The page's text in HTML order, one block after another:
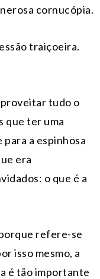
cornucópia.
traiçoeira.
tudo o
que ter uma
a espinhosa
era
o que é a
refere-se
isso mesmo, a
é tão importante